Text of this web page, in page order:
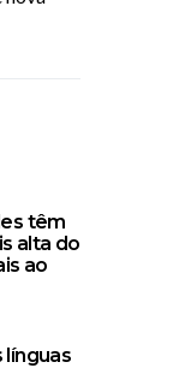
têm
alta do
ao
línguas